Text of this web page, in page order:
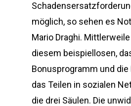
möglich, so sehen es
Mario Draghi.
diesem beispiellosen,
Bonusprogramm und
das Teilen in sozialen
die drei Säulen. Die